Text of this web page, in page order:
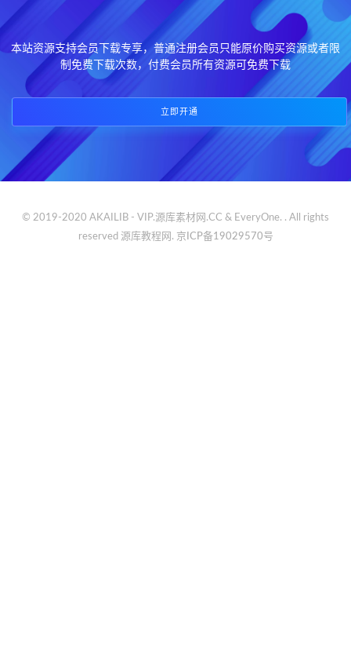
本站资源支持会员下载专享，普通注册会员只能原价购买资源或者限
制免费下载次数，付费会员所有资源可免费下载
立即开通
© 2019-2020 AKAILIB - VIP.源库素材网.CC & EveryOne. . All rights
reserved 源库教程网. 京ICP备19029570号